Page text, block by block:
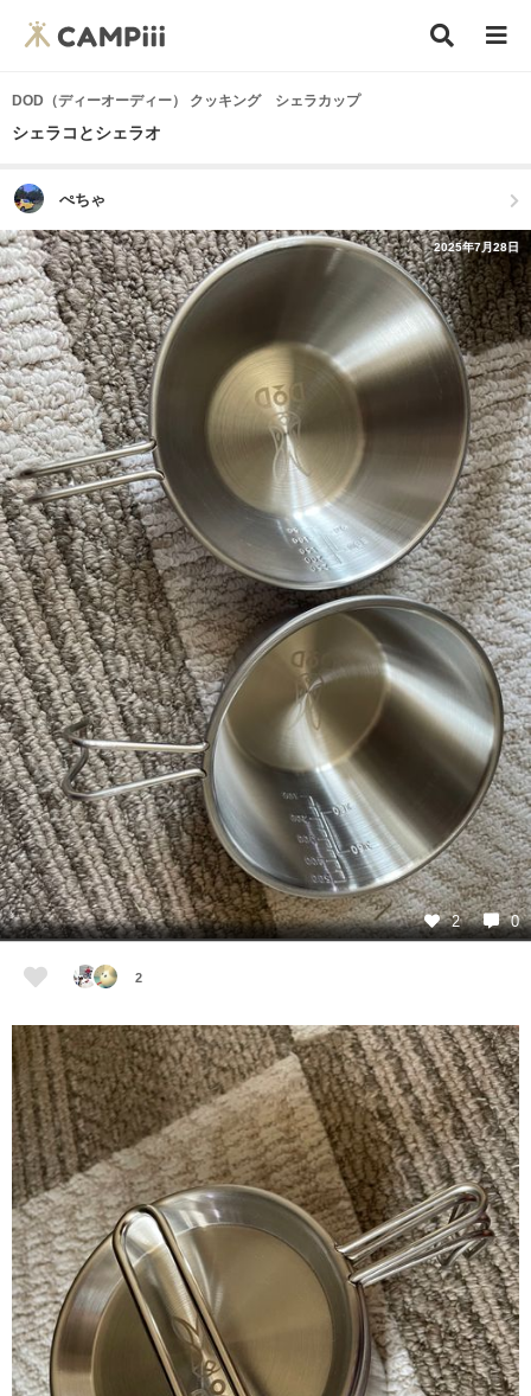
DOD（ディーオーディー） クッキング シェラカップ
シェラコとシェラオ
ぺちゃ
2025年7月28日
2 0
2